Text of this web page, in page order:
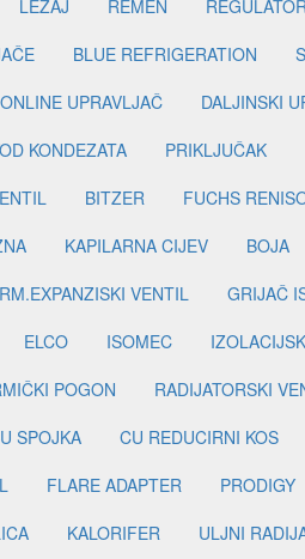
LEŽAJ REMEN
BLUE REFRIGERATION
UPRAVLJAČ DALJINSKI
KONDEZATA PRIKLJUČAK
BITZER FUCHS
KAPILARNA CIJEV BOJA
VENTIL GRIJAČ
ELCO ISOMEC
POGON RADIJATORSKI
SPOJKA CU REDUCIRNI KOS
FLARE ADAPTER PRODIGY
KALORIFER ULJNI